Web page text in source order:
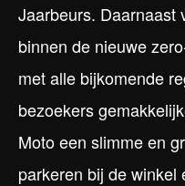
Jaarbeurs. Daarnaast
binnen de nieuwe
met alle bijkomende
bezoekers
Moto een slimme en
parkeren bij de